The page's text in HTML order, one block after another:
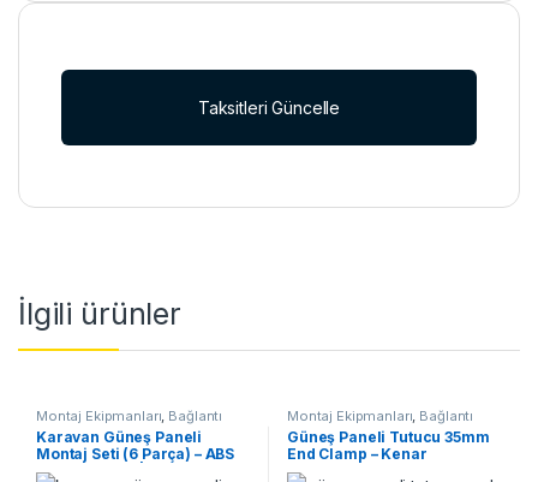
Taksitleri Güncelle
İlgili ürünler
Montaj Ekipmanları Bağlantı
Ekipmanları
Karavan Güneş Paneli
Montaj Seti (6 Parça) – ABS
UV Dayanımlı | Tekne & RV
Montaj Ekipmanları Bağlantı
Ekipmanları
Güneş Paneli Tutucu 35mm
End Clamp – Kenar
Sabitleme